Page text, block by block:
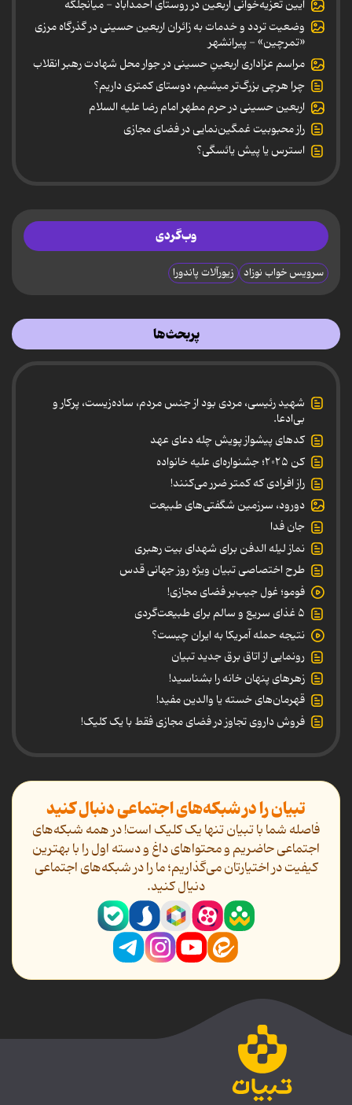
آیین تعزیه‌خوانی اربعین در روستای احمدآباد - میانجلگه
وضعیت تردد و خدمات به زائران اربعین حسینی در گذرگاه مرزی
«تمرچین» - پیرانشهر
مراسم عزاداری اربعینِ حسینی در جوار محل شهادت رهبر انقلاب
چرا هرچی بزرگ‌تر میشیم، دوستای کمتری داریم؟
اربعین حسینی در حرم مطهر امام رضا علیه السلام
راز محبوبیت غمگین‌نمایی در فضای مجازی
استرس یا پیش یائسگی؟
وب‌گردی
سرویس خواب نوزاد زیورآلات پاندورا
پربحث‌ها
شهید رئیسی، مردی بود از جنس مردم، ساده‌زیست، پرکار و
بی‌ادعا.
کدهای پیشواز پویش چله دعای عهد
کن ۲۰۲۵؛ جشنواره‌ای علیه خانواده
راز افرادی که کمتر ضرر می‌کنند!
دورود، سرزمین شگفتی‌های طبیعت
جان فدا
نماز لیله الدفن برای شهدای بیت رهبری
طرح اختصاصی تبیان ویژه روز جهانی قدس
فومو؛ غول جیب‌بر فضای مجازی!
۵ غذای سریع و سالم برای طبیعت‌گردی
نتیجه حمله آمریکا به ایران چیست؟
رونمایی از اتاق برق جدید تبیان
زهرهای پنهان خانه را بشناسید!
قهرمان‌های خسته یا والدین مفید!
فروش داروی تجاوز در فضای مجازی فقط با یک کلیک!
تبیان را در شبکه‌های اجتماعی دنبال کنید
فاصله شما با تبیان تنها یک کلیک است! در همه شبکه‌های
اجتماعی حاضریم و محتواهای داغ و دسته اول را با بهترین
کیفیت در اختیارتان می‌گذاریم؛ ما را در شبکه‌های اجتماعی
دنیال کنید.